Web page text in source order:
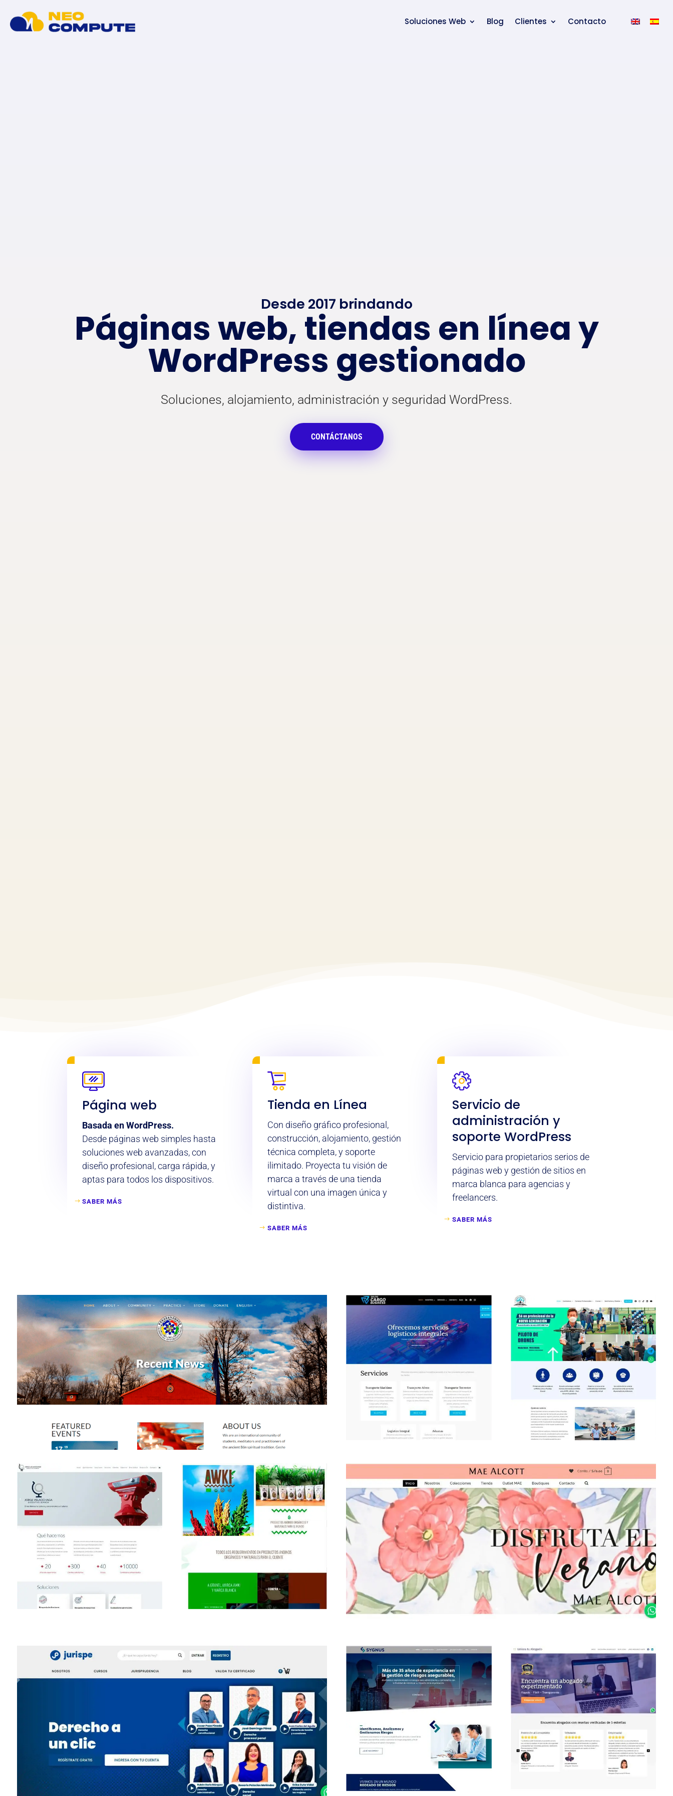
Soluciones Web Blog Clientes Contacto
Desde 2017 brindando
Páginas web, tiendas en línea y
WordPress gestionado
Soluciones, alojamiento, administración y seguridad WordPress.
CONTÁCTANOS
Página web
Basada en WordPress.
Desde páginas web simples hasta
soluciones web avanzadas, con
diseño profesional, carga rápida, y
aptas para todos los dispositivos.
SABER MÁS
Tienda en Línea
Con diseño gráfico profesional,
construcción, alojamiento, gestión
técnica completa, y soporte
ilimitado. Proyecta tu visión de
marca a través de una tienda
virtual con una imagen única y
distintiva.
SABER MÁS
Servicio de
administración y
soporte WordPress
Servicio para propietarios serios de
páginas web y gestión de sitios en
marca blanca para agencias y
freelancers.
SABER MÁS